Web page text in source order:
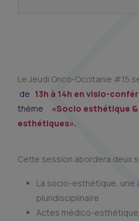
Le Jeudi Onco-Occitanie #15
de 13h à 14h en visio-
thème
«Socio esthétique
esthétiques».
Cette session abordera deux
La socio-esthétique, une
pluridisciplinaire
Actes médico-